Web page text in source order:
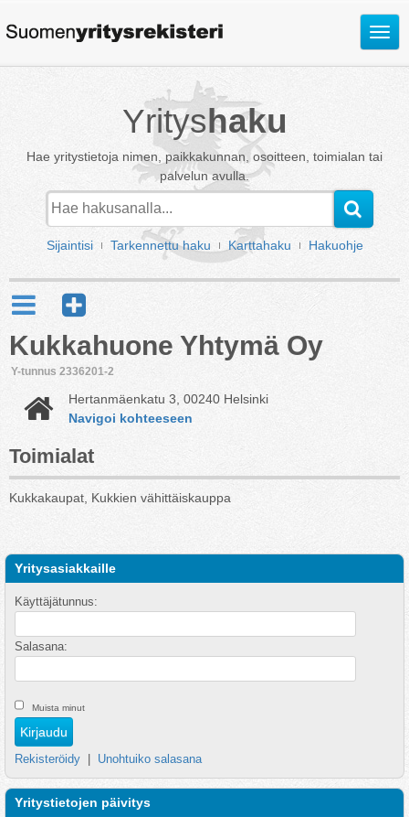
Avaa
Yrityshaku
Hae yritystietoja nimen, paikkakunnan, osoitteen, toimialan tai
palvelun avulla.
Sijaintisi Tarkennettu haku Karttahaku Hakuohje
Kukkahuone Yhtymä Oy
Y-tunnus 2336201-2
Hertanmäenkatu 3, 00240 Helsinki
Navigoi kohteeseen
Toimialat
Kukkakaupat, Kukkien vähittäiskauppa
Yritysasiakkaille
Käyttäjätunnus:
Salasana:
Muista minut
Rekisteröidy Unohtuiko salasana
Yritystietojen päivitys